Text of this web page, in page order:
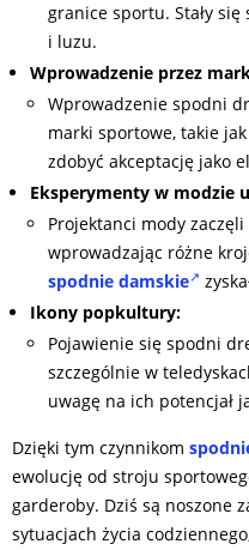
granice sportu. Stały
i luzu.
Wprowadzenie przez
Wprowadzenie spodni
marki sportowe, takie
zdobyć akceptację jako
Eksperymenty w modzie
Projektanci mody
wprowadzając różne
spodnie damskie
Ikony popkultury:
Pojawienie się spodni
szczególnie w
uwagę na ich potencjał
Dzięki tym czynnikom
ewolucję od stroju
garderoby. Dziś są noszone
sytuacjach życia